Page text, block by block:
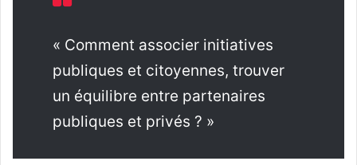
« Comment associer initiatives
publiques et citoyennes, trouver
un équilibre entre partenaires
publiques et privés ? »